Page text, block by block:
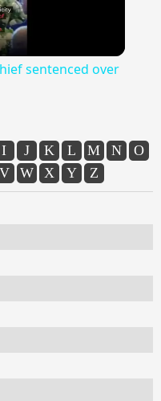
sentenced over
I J K L M N
O
V W X Y Z